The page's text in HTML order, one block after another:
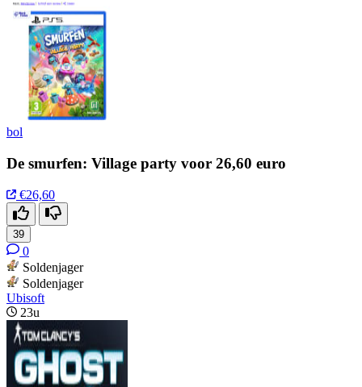
bol
De smurfen: Village party voor 26,60 euro
€26,60
39
0
Soldenjager
Soldenjager
Ubisoft
23u